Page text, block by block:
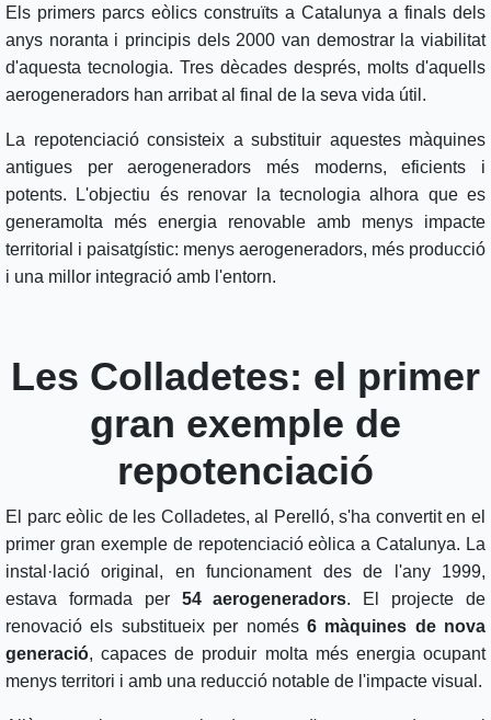
Els primers parcs eòlics construïts a Catalunya a finals dels
anys noranta i principis dels 2000 van demostrar la viabilitat
d'aquesta tecnologia. Tres dècades després, molts d'aquells
aerogeneradors han arribat al final de la seva vida útil.
La repotenciació consisteix a substituir aquestes màquines
antigues per aerogeneradors més moderns, eficients i
potents. L'objectiu és renovar la tecnologia alhora que es
generamolta més energia renovable amb menys impacte
territorial i paisatgístic: menys aerogeneradors, més producció
i una millor integració amb l'entorn.
Les Colladetes: el primer
gran exemple de
repotenciació
El parc eòlic de les Colladetes, al Perelló, s'ha convertit en el
primer gran exemple de repotenciació eòlica a Catalunya. La
instal·lació original, en funcionament des de l'any 1999,
estava formada per 54 aerogeneradors. El projecte de
renovació els substitueix per només 6 màquines de nova
generació, capaces de produir molta més energia ocupant
menys territori i amb una reducció notable de l'impacte visual.